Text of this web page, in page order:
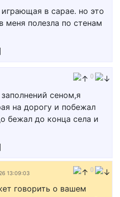
в сарае. но это
меня полезла по стенам
0
сеном,я
на дорогу и побежал
бежал до конца села и
13:09:03 0
говорить о вашем